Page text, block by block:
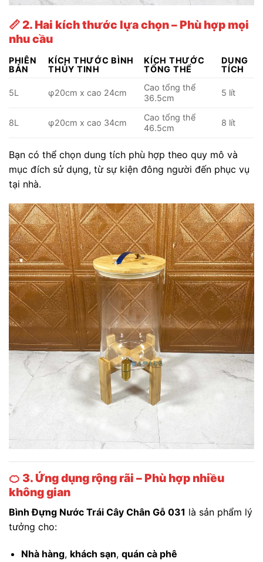
📏2. Hai kích thước lựa chọn – Phù hợp mọi
nhu cầu
PHIÊN
BẢN
KÍCH THƯỚC BÌNH
THỦY TINH
KÍCH THƯỚC
TỔNG THỂ
DUNG
TÍCH
5L φ20cm x cao 24cm
Cao tổng thể
36.5cm
5 lít
8L φ20cm x cao 34cm
Cao tổng thể
46.5cm
8 lít
Bạn có thể chọn dung tích phù hợp theo quy mô và
mục đích sử dụng, từ sự kiện đông người đến phục vụ
tại nhà.
🍊 3. Ứng dụng rộng rãi – Phù hợp nhiều
không gian
Bình Đựng Nước Trái Cây Chân Gỗ 031 là sản phẩm lý
tưởng cho:
Nhà hàng, khách sạn, quán cà phê